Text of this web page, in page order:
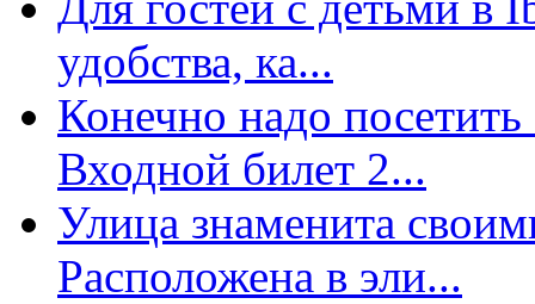
удобства, ка...
Конечно надо посетить
Входной билет 2...
Улица знаменита
Расположена в эли...